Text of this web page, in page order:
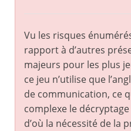
Vu les risques
rapport à d’autres
majeurs pour les plus
ce jeu n’utilise que
de communication, ce
complexe le
d’où la nécessité de la